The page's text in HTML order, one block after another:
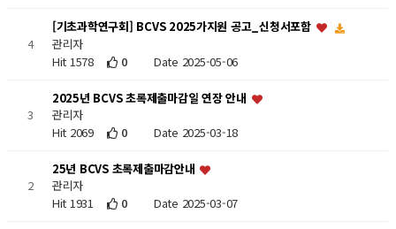
4
[기초과학연구회] BCVS 2025가지원 공고_신청서포함
관리자
Hit 1578
0 Date 2025-05-06
3
2025년 BCVS 초록제출마감일 연장 안내
관리자
Hit 2069
0 Date 2025-03-18
2
25년 BCVS 초록제출마감안내
관리자
Hit 1931
0 Date 2025-03-07